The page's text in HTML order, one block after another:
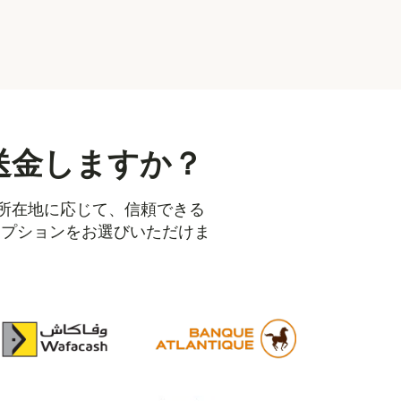
しますか？
在地に応じて、信頼できる
ションをお選びいただけま